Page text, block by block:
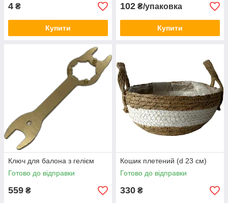
4 ₴
Купити
102 ₴/упаковка
Купити
Ключ для балона з гелієм
Готово до відправки
559 ₴
Кошик плетений (d 23 см)
Готово до відправки
330 ₴